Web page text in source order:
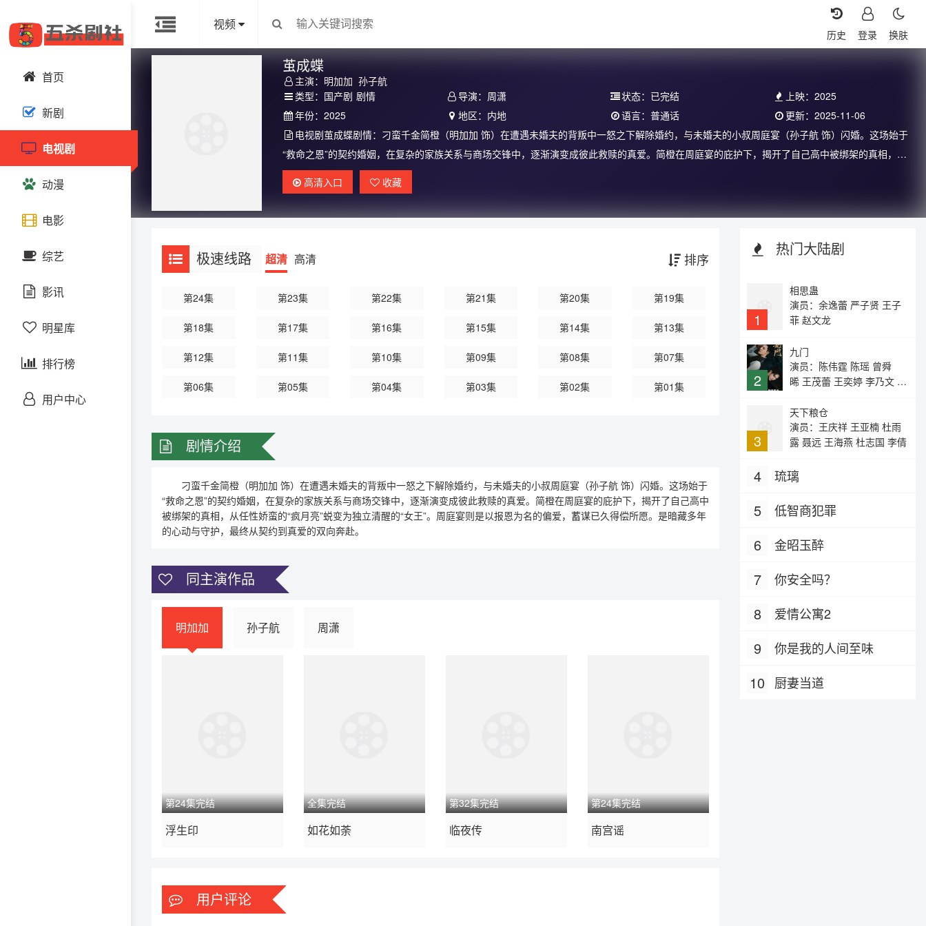
视频
换肤
登录
历史
首页
新剧
电视剧
动漫
中国动漫
日韩动漫
欧美动漫
电影
综艺
中国综艺
日韩综艺
欧美综艺
影讯
明星库
排行榜
用户中心
茧成蝶
主演： 明加加 孙子航
类型： 国产剧 剧情 导演： 周潇 状态： 已完结 上映： 2025
年份： 2025 地区： 内地 语言：普通话 更新： 2025-11-06
电视剧茧成蝶剧情： 刁蛮千金简橙（明加加 饰）在遭遇未婚夫的背叛中一怒之下解除婚约，与未婚夫的小叔周庭宴（孙子航 饰）闪婚。这场始于
“救命之恩”的契约婚姻，在复杂的家族关系与商场交锋中，逐渐演变成彼此救赎的真爱。简橙在周庭宴的庇护下，揭开了自己高中被绑架的真相，从
任性娇蛮的“疯月亮”蜕变为独立清醒的“女王”。周庭宴则是以报恩为名的偏爱，蓄谋已久得偿所愿。是暗藏多年的心动与守护，最终从契约到真爱的双
向奔赴。
高清入口 收藏
极速线路 排序
超清 高清
第24集 第23集 第22集 第21集 第20集 第19集
第18集 第17集 第16集 第15集 第14集 第13集
第12集 第11集 第10集 第09集 第08集 第07集
第06集 第05集 第04集 第03集 第02集 第01集
剧情介绍
刁蛮千金简橙（明加加 饰）在遭遇未婚夫的背叛中一怒之下解除婚约，与未婚夫的小叔周庭宴（孙子航 饰）闪婚。这场始于
“救命之恩”的契约婚姻，在复杂的家族关系与商场交锋中，逐渐演变成彼此救赎的真爱。简橙在周庭宴的庇护下，揭开了自己高中
被绑架的真相，从任性娇蛮的“疯月亮”蜕变为独立清醒的“女王”。周庭宴则是以报恩为名的偏爱，蓄谋已久得偿所愿。是暗藏多年
的心动与守护，最终从契约到真爱的双向奔赴。
同主演作品
明加加 孙子航 周潇
第24集完结
2022 / 内地 / 普通话
浮生印
全集完结
2022 / 内地 / 普通话
如花如荼
第32集完结
2023 / 内地 / 普通话
临夜传
第24集完结
2025 / 内地 / 普通话
南宫谣
用户评论
热门大陆剧
1
相思蛊
演员：余逸蕾 严子贤 王子
菲 赵文龙
2
九门
演员：陈伟霆 陈瑶 曾舜
晞 王茂蕾 王奕婷 李乃文 释
豪 徐正溪 章涛 王祖一 刘
畅 杨钧丞 杨昊博 陈鸿锦 吴
圣麒 林秋楠 扈帷 雷丰瑞
3
天下粮仓
演员：王庆祥 王亚楠 杜雨
露 聂远 王海燕 杜志国 李倩
4 琉璃
5 低智商犯罪
6 金昭玉醉
7 你安全吗？
8 爱情公寓2
9 你是我的人间至味
10 厨妻当道